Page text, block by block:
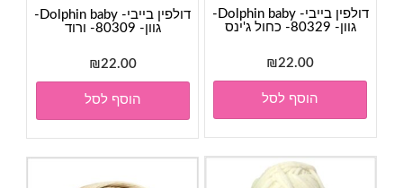
דולפין בייבי- Dolphin baby-
גוון- 80329- כחול ג'ינס
₪22.00
הוסף לסל
דולפין בייבי- Dolphin baby-
גוון- 80309- ורוד
₪22.00
הוסף לסל